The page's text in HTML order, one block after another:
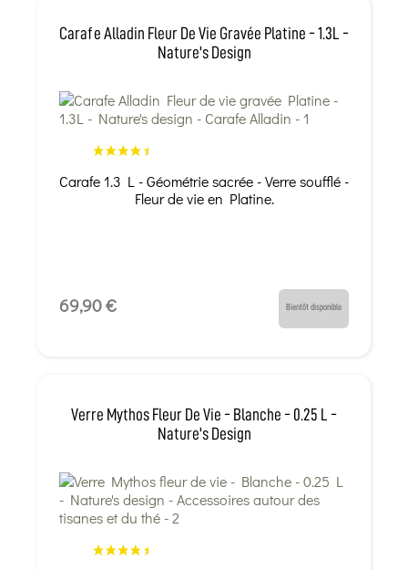
Carafe Alladin Fleur De Vie Gravée Platine - 1.3L -
Nature's Design
Carafe 1.3 L - Géométrie sacrée - Verre soufflé -
Fleur de vie en Platine.
69,90 € Bientôt disponible
Verre Mythos Fleur De Vie - Blanche - 0.25 L -
Nature's Design